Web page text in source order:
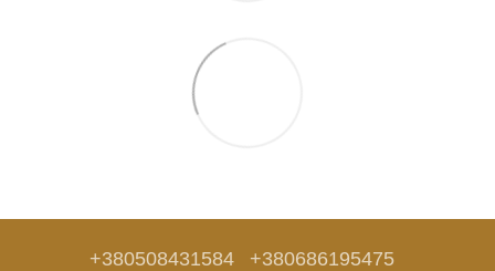
+380508431584 +380686195475